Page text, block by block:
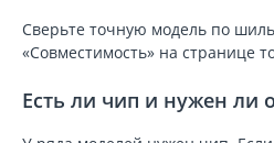
Сверьте точную модель по
«Совместимость» на странице
Есть ли чип и нужен ли